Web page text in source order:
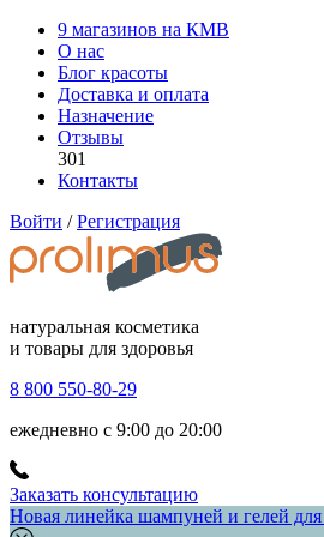
9 магазинов на КМВ
О нас
Блог красоты
Доставка и оплата
Назначение
Отзывы
301
Контакты
Войти / Регистрация
натуральная косметика
и товары для здоровья
8 800 550-80-29
ежедневно с 9:00 до 20:00
Заказать консультацию
Новая линейка шампуней и гелей